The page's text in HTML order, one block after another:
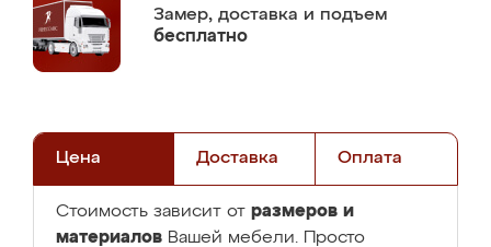
Замер, доставка и подъем
бесплатно
Цена Доставка Оплата
Стоимость зависит от размеров и
материалов Вашей мебели. Просто